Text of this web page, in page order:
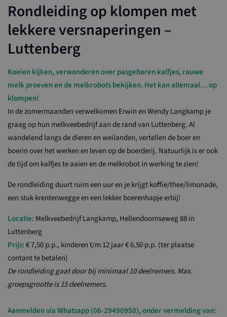
Rondleiding op klompen met
lekkere versnaperingen –
Luttenberg
Koeien kijken, verwonderen over pasgeboren kalfjes, rauwe
melk proeven en de melkrobots bekijken. Het kan allemaal… op
klompen!
In de zomermaanden verwelkomen Erwin en Wendy Langkamp je
graag op hun melkveebedrijf aan de rand van Luttenberg. Al
wandelend langs de dieren en weilanden, vertellen de boer en
boerin over het werken en leven op de boerderij. Natuurlijk is er ook
de tijd om kalfjes te aaien en de melkrobot in werking te zien!
De rondleiding duurt ruim een uur en je krijgt koffie/thee/limonade,
een stuk krentenwegge en een lekker boerenhapje erbij!
Locatie: Melkveebedrijf Langkamp, Hellendoornseweg 88 in
Luttenberg
Prijs:€ 7,50 p.p., kinderen t/m 12 jaar € 6,50 p.p. (ter plaatse
contant te betalen)
De rondleiding gaat door bij minimaal 10 deelnemers. Max.
groepsgrootte is 15 deelnemers.
Aanmelden via Whatsapp (06-29490950), onder vermelding van: